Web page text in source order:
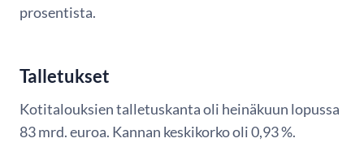
prosentista.
Talletukset
Kotitalouksien talletuskanta oli heinäkuun lopussa
83 mrd. euroa. Kannan keskikorko oli 0,93 %.